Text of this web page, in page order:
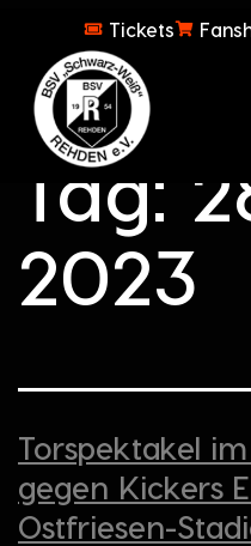
Tickets
Tag:
2023
Torspektakel
gegen Kickers
Ostfriesen-